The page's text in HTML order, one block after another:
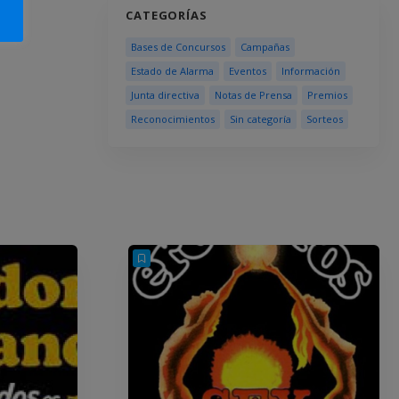
CATEGORÍAS
Bases de Concursos
Campañas
Estado de Alarma
Eventos
Información
Junta directiva
Notas de Prensa
Premios
Reconocimientos
Sin categoría Sorteos